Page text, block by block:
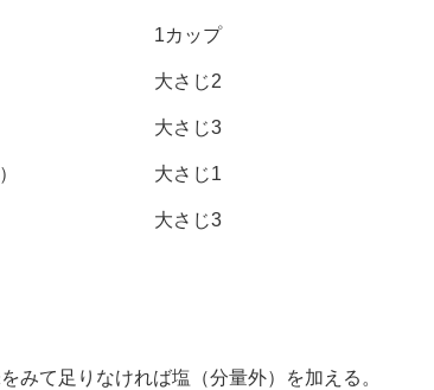
1カップ
大さじ2
大さじ3
大さじ1
大さじ3
みて足りなければ塩（分量外）を加える。